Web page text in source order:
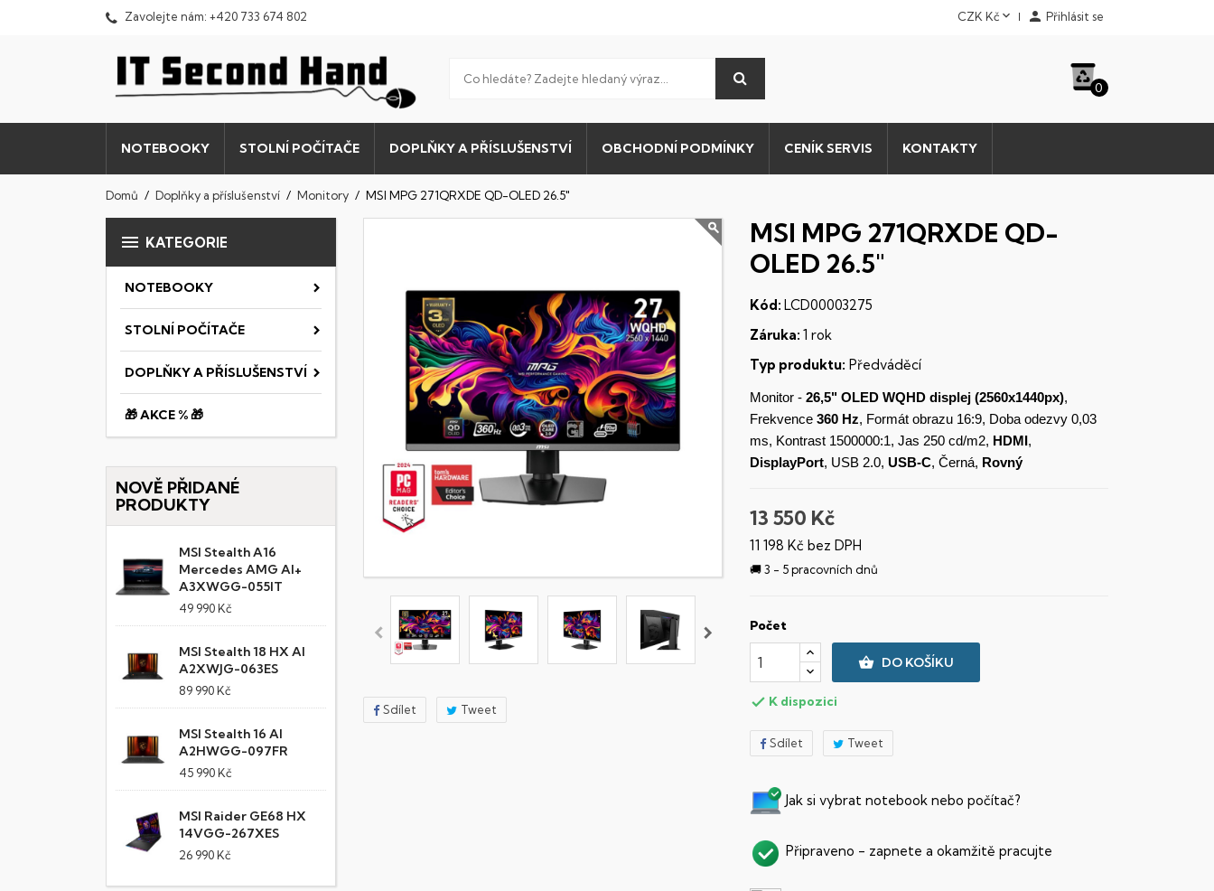
Zavolejte nám: +420 733 674 802 CZK Kč  Přihlásit se
0
NOTEBOOKY STOLNÍ POČÍTAČE DOPLŇKY A PŘÍSLUŠENSTVÍ OBCHODNÍ PODMÍNKY CENÍK SERVIS KONTAKTY
Domů Doplňky a příslušenství Monitory MSI MPG 271QRXDE QD-OLED 26.5"
 KATEGORIE
NOTEBOOKY
STOLNÍ POČÍTAČE
DOPLŇKY A PŘÍSLUŠENSTVÍ
🎁 AKCE % 🎁
NOVĚ PŘIDANÉ
PRODUKTY
MSI Stealth A16
Mercedes AMG AI+
A3XWGG-055IT
49 990 Kč
MSI Stealth 18 HX AI
A2XWJG-063ES
89 990 Kč
MSI Stealth 16 AI
A2HWGG-097FR
45 990 Kč
MSI Raider GE68 HX
14VGG-267XES
26 990 Kč
Sdílet Tweet
MSI MPG 271QRXDE QD-
OLED 26.5"
Kód: LCD00003275
Záruka: 1 rok
Typ produktu: Předváděcí
Monitor - 26,5" OLED WQHDdisplej (2560x1440px),
Frekvence 360 Hz, Formát obrazu 16:9, Doba odezvy 0,03
ms, Kontrast 1500000:1, Jas 250 cd/m2, HDMI ,
DisplayPort, USB 2.0, USB-C, Černá, Rovný
13 550 Kč
11 198 Kč bez DPH
🚚 3 - 5 pracovních dnů
Počet
 DO KOŠÍKU
 K dispozici
Sdílet Tweet
Jak si vybrat notebook nebo počítač?
Připraveno - zapnete a okamžitě pracujte